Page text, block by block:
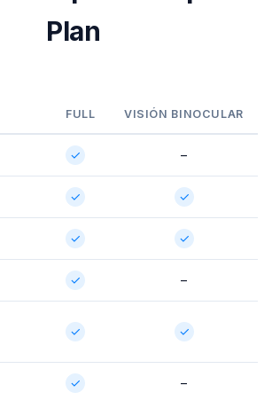
Plan
FULL VISIÓN BINOCULAR
✓ –
✓ ✓
✓ ✓
✓ –
✓ ✓
✓ –